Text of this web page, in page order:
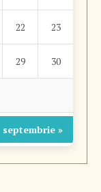
22 23
29 30
septembrie »